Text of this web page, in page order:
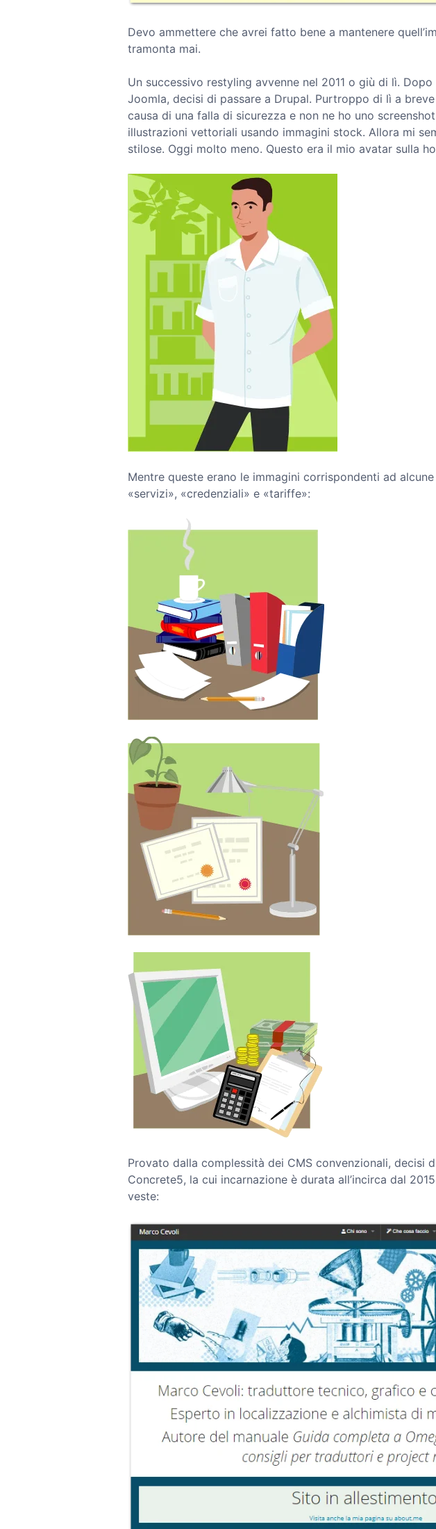
Devo ammettere che avrei fatto bene a mantenere
tramonta mai.
Un successivo restyling avvenne nel 2011 o giù di lì.
Joomla, decisi di passare a Drupal. Purtroppo di lì a
causa di una falla di sicurezza e non ne ho uno
illustrazioni vettoriali usando immagini stock. Allora mi
stilose. Oggi molto meno. Questo era il mio avatar sulla
Mentre queste erano le immagini corrispondenti ad
«servizi», «credenziali» e «tariffe»:
Provato dalla complessità dei CMS convenzionali, decisi
Concrete5, la cui incarnazione è durata all’incirca dal
veste: